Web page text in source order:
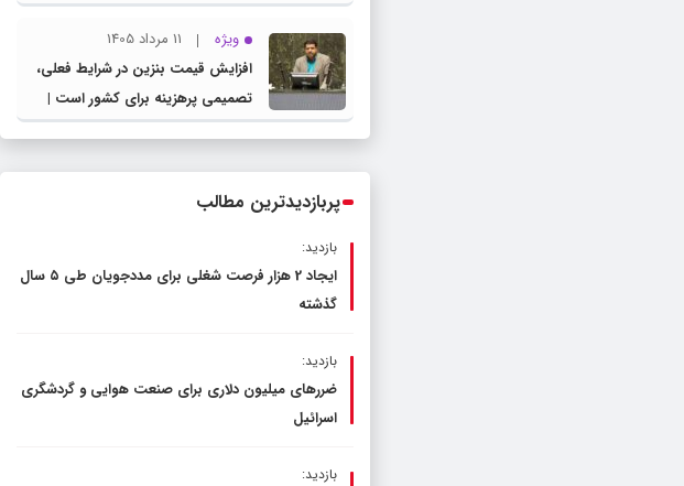
در شهرستان چناران
ویژه
11 مرداد 1405
افزایش قیمت بنزین در شرایط فعلی،
تصمیمی پرهزینه برای کشور است |
دولت، قاچاق سوخت و عوامل اصلی
پربازدیدترین مطالب
بازدید:
ایجاد 2 هزار فرصت شغلی برای مددجویان طی ۵ سال
گذشته
بازدید:
ضررهای میلیون دلاری برای صنعت هوایی و گردشگری
اسرائیل
بازدید: